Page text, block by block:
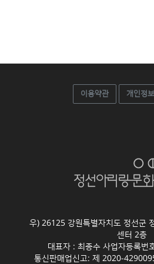
이용약관 개인정
우) 26125 강원특별자치도 정선군
센터 2층
대표자 : 최종수 사업자등록
통신판매업신고: 제 2020-